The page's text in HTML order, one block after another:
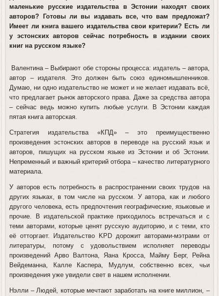
маленькие русские издательства в Эстонии находят своих
авторов? Готовы ли вы издавать все, что вам предложат?
Имеет ли книга вашего издательства свои критерии? Есть ли
у эстонских авторов сейчас потребность в издании своих
книг на русском языке?
Валентина– Выбирают обе стороны процесса: издатель – автора,
автор – издателя. Это должен быть союз единомышленников.
Думаю, ни одно издательство не может и не желает издавать всё,
что предлагает рынок авторского права. Даже за средства автора
– сейчас ведь можно купить любые услуги. В Эстонии каждая
пятая книга авторская.
Стратегия издательства «КПД» – это преимущественно
произведения эстонских авторов в переводе на русский язык и
авторов, пишущих на русском языке из Эстонии и об Эстонии.
Непременный и важный критерий отбора – качество литературного
материала.
У авторов есть потребность в распространении своих трудов на
других языках, в том числе на русском. У автора, как и любого
другого человека, есть предпочтения географические, языковые и
прочие. В издательской практике приходилось встречаться и с
теми авторами, которые ценят русскую аудиторию, и с теми, кто
её отторгает. Издательство KPD дорожит авторами-мэтрами от
литературы, потому с удовольствием исполняет переводы
произведений Арво Валтона, Яана Кросса, Майму Берг, Рейна
Вейдеманна, Калле Каспера, Мудлум, собственно всех, чьи
произведения уже увидели свет в нашем исполнении.
Нэлли – Людей, которые мечтают заработать на книге миллион, –